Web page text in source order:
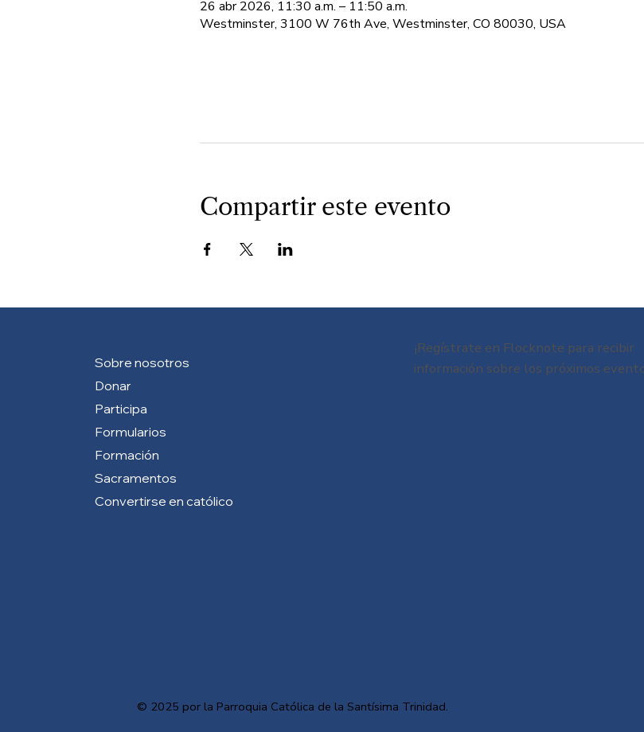
26 abr 2026, 11:30 a.m. – 11:50 a.m.
Westminster, 3100 W 76th Ave, Westminster, CO 80030, USA
Compartir este evento
Sobre nosotros
Donar
Participa
Formularios
Formación
Sacramentos
Convertirse en católico
© 2025 por la Parroquia Católica de la Santísima Trinidad.
¡Regístrate en Flocknote para recibir
información sobre los próximos